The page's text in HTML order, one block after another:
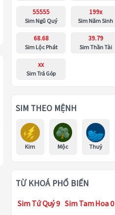
55555
Sim Ngũ Quý
199x
Sim Năm Sinh
68.68
Sim Lộc Phát
39.79
Sim Thần Tài
xx
Sim Trả Góp
SIM THEO MỆNH
Kim Mộc Thuỷ
TỪ KHOÁ PHỔ BIẾN
Sim Tứ Quý 9 Sim Tam Hoa 0